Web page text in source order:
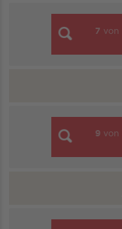
7 von
9 von